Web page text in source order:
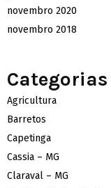
novembro 2020
novembro 2018
Categorias
Agricultura
Barretos
Capetinga
Cassia – MG
Claraval – MG